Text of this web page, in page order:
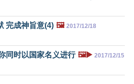
完成神旨意(4) 🖼️ 2017/12/18
同时以国家名义进行 🖼️▶️ 2017/12/15